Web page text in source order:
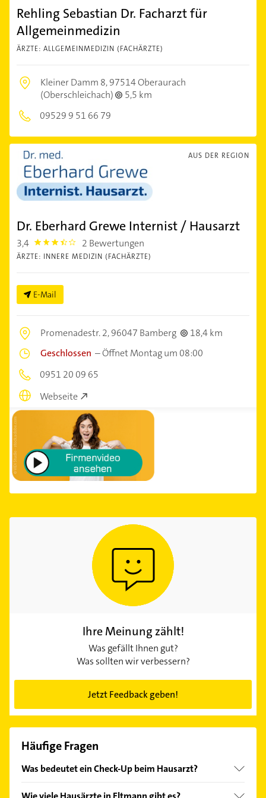
Rehling Sebastian Dr. Facharzt für
Allgemeinmedizin
ÄRZTE: ALLGEMEINMEDIZIN (FACHÄRZTE)
Kleiner Damm 8,97514 Oberaurach
(Oberschleichach)
5,5 km
09529 9 51 66 79
AUS DER REGION
Dr. Eberhard Grewe Internist / Hausarzt
3,4 3.4 2 Bewertungen
ÄRZTE: INNERE MEDIZIN (FACHÄRZTE)
E-Mail
Promenadestr. 2,96047 Bamberg
18,4 km
Geschlossen –Öffnet Montag um 08:00
0951 20 09 65
Webseite
Ihre Meinung zählt!
Was gefällt Ihnen gut?
Was sollten wir verbessern?
Jetzt Feedback geben!
Häufige Fragen
Was bedeutet ein Check-Up beim Hausarzt?